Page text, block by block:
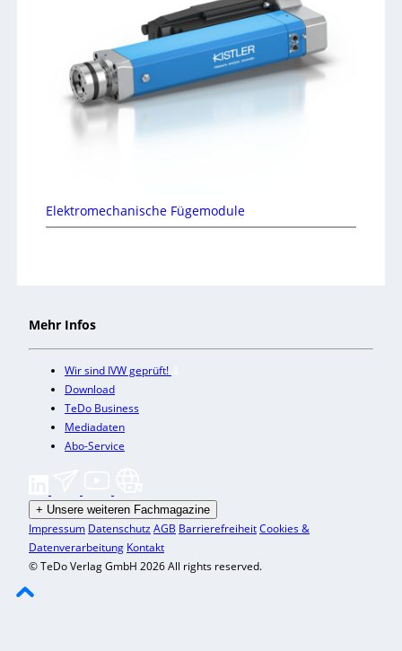
Elektromechanische Fügemodule
Mehr Infos
Wir sind IVW geprüft!
Download
TeDo Business
Mediadaten
Abo-Service
+ Unsere weiteren Fachmagazine
Impressum DatenschutzAGB BarrierefreiheitCookies &
Datenverarbeitung Kontakt
© TeDo Verlag GmbH 2026 All rights reserved.